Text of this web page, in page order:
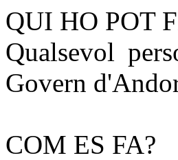
QUI HO POT
Qualsevol
Govern
COM ES FA?